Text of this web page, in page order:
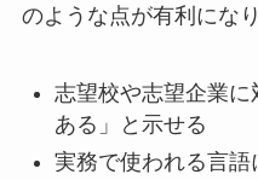
のような点が有利になり
志望校や志望企業
ある」と示せる
実務で使われる言